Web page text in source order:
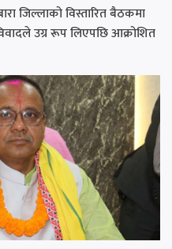
बारा जिल्लाको विस्तारित बैठकमा
उग्र रूप लिएपछि आक्रोशित